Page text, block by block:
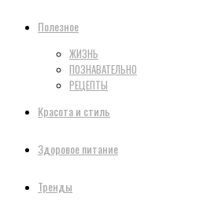
Полезное
ЖИЗНЬ
ПОЗНАВАТЕЛЬНО
РЕЦЕПТЫ
Красота и стиль
Здоровое питание
Тренды